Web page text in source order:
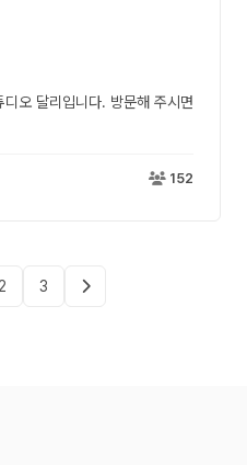
오 달리입니다. 방문해 주시면
152
2 3